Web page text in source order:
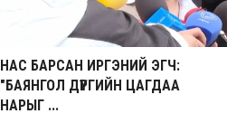
НАС БАРСАН ИРГЭНИЙ ЭГЧ:
"БАЯНГОЛ ДҮҮРГИЙН ЦАГДАА
НАРЫГ ...